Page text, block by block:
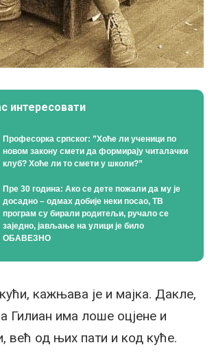
интересовати
Професорка српског: ”Хоће ли ученици по
новом закону смети да формирају читалачки
клуб? Хоће ли то смети у школи?”
Пре 30 година: Ако се дете пожали да му је
досадно – одмах добије неки посао, ТВ
програм су бирали родитељи, ручало се
заједно, јављање на улици је било
ОБАВЕЗНО
кажњава је и мајка. Дакле,
Гилиан има лоше оцјене и
већ од њих пати и код куће.